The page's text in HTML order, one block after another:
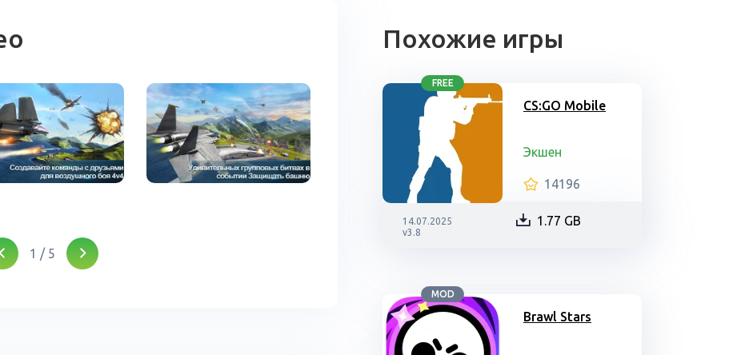
1 / 5
Похожие игры
FREE
CS:GO Mobile
Экшен
14196
14.07.2025
v3.8
1.77 GB
MOD
Brawl Stars